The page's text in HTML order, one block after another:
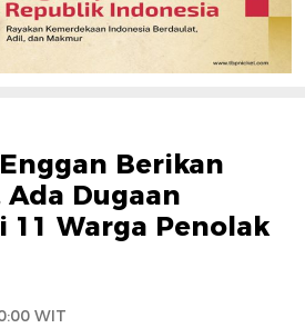
Berikan
Ada Dugaan
Warga Penolak
WIT